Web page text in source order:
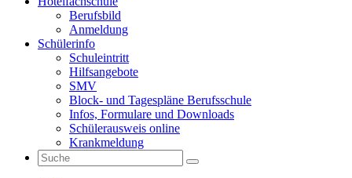
Berufsbild
Anmeldung
Schülerinfo
Schuleintritt
Hilfsangebote
SMV
Block- und Tagespläne Berufsschule
Infos, Formulare und Downloads
Schülerausweis online
Krankmeldung